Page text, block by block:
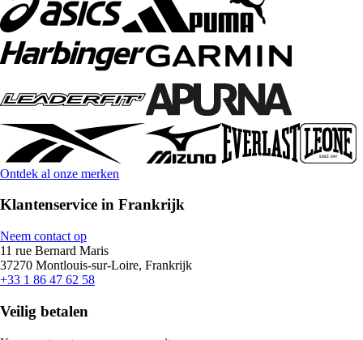
Ontdek al onze merken
Klantenservice in Frankrijk
Neem contact op
11 rue Bernard Maris
37270 Montlouis-sur-Loire, Frankrijk
+33 1 86 47 62 58
Veilig betalen